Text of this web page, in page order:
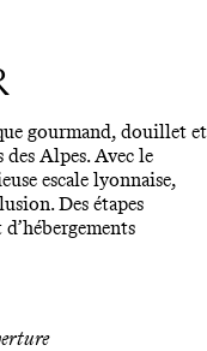
gourmand, douillet et
des Alpes. Avec le
escale lyonnaise,
Des étapes